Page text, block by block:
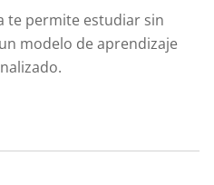
te permite estudiar sin
modelo de aprendizaje